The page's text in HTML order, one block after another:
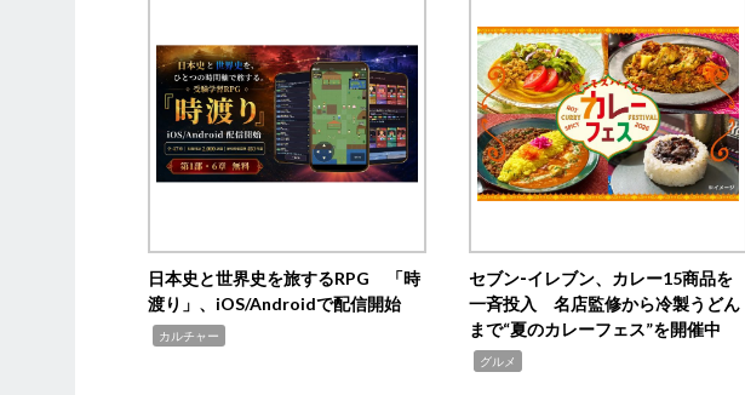
日本史と世界史を旅するRPG 「時
渡り」、iOS/Androidで配信開始
カルチャー
セブン‐イレブン、カレー15商品を
一斉投入 名店監修から冷製うどん
まで“夏のカレーフェス”を開催中
グルメ